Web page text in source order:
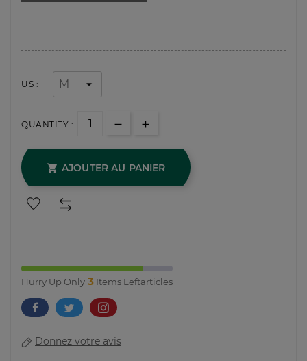
US :
QUANTITY :
 AJOUTER AU PANIER
Hurry Up Only 3 Items Leftarticles
Donnez votre avis